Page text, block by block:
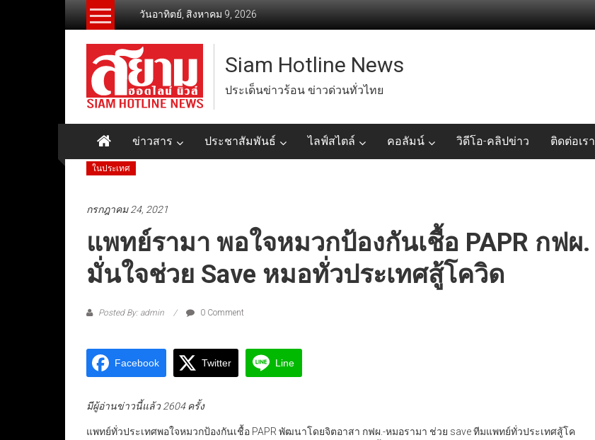
วันอาทิตย์, สิงหาคม 9, 2026
Siam Hotline News
ประเด็นข่าวร้อน ข่าวด่วนทั่วไทย
ข่าวสาร ประชาสัมพันธ์ ไลฟ์สไตล์ คอลัมน์ วิดีโอ-คลิปข่าว ติดต่อเรา
ในประเทศ
กรกฎาคม 24, 2021
แพทย์รามา พอใจหมวกป้องกันเชื้อ PAPR กฟผ.
มั่นใจช่วย Save หมอทั่วประเทศสู้โควิด
Posted By: admin 0 Comment
Facebook Twitter Line
มีผู้อ่านข่าวนี้แล้ว 2604 ครั้ง
แพทย์ทั่วประเทศพอใจหมวกป้องกันเชื้อ PAPR พัฒนาโดยจิตอาสา กฟผ.-หมอรามา ช่วย save ทีมแพทย์ทั่วประเทศสู้โค